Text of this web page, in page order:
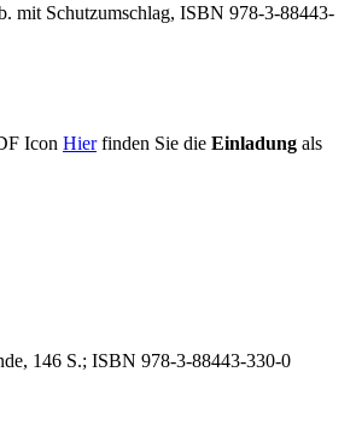
mit Schutzumschlag, ISBN 978-3-88443-
Hierfinden Sie die Einladung als
146 S.; ISBN 978-3-88443-330-0